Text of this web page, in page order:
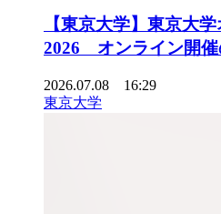
【東京大学】東京大
2026 オンライン開催
2026.07.08 16:29
東京大学